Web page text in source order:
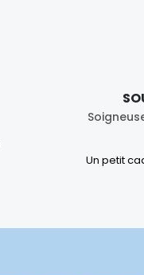
Un petit